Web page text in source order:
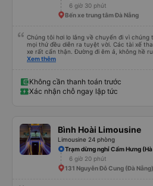
6 giờ 30 phút
Bến xe trung tâm Đà Nẵng
Chúng tôi hơi lo lắng về chuyến đi vì
mọi thứ đều diễn ra tuyệt vời. Các tài xế
xe rất cẩn thận. Đường đi êm ả, không hề
đủ số lần để đi vệ sinh và dừng lại để ăn tối.
Xem thêm
Không cần thanh toán trước
Xác nhận chỗ ngay lập tức
Bình Hoài Limousine
Limousine 24 phòng
Trạm dừng nghỉ Cẩm Hưng
6 giờ 20 phút
131 Nguyễn Đỗ Cung (Đà Nẵng)